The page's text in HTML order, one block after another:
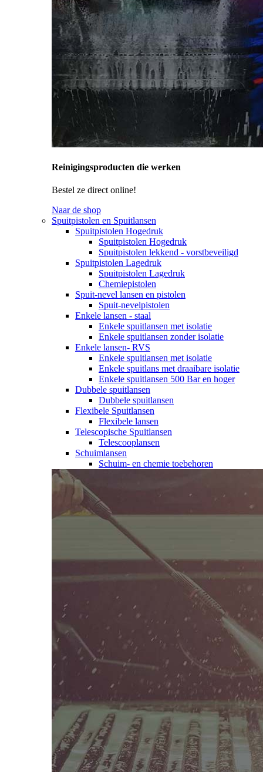
Reinigingsproducten die werken
Bestel ze direct online!
Naar de shop
Spuitpistolen en Spuitlansen
Spuitpistolen Hogedruk
Spuitpistolen Hogedruk
Spuitpistolen lekkend - vorstbeveiligd
Spuitpistolen Lagedruk
Spuitpistolen Lagedruk
Chemiepistolen
Spuit-nevel lansen en pistolen
Spuit-nevelpistolen
Enkele lansen - staal
Enkele spuitlansen met isolatie
Enkele spuitlansen zonder isolatie
Enkele lansen- RVS
Enkele spuitlansen met isolatie
Enkele spuitlans met draaibare isolatie
Enkele spuitlansen 500 Bar en hoger
Dubbele spuitlansen
Dubbele spuitlansen
Flexibele Spuitlansen
Flexibele lansen
Telescopische Spuitlansen
Telescooplansen
Schuimlansen
Schuim- en chemie toebehoren